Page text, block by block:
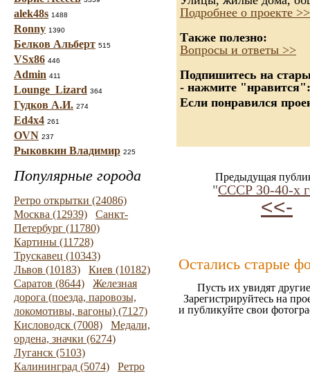
alek48s 1488
Ronny 1390
Белков Альберт 515
VSx86 446
Admin 411
Lounge_Lizard 364
Гудков А.И. 274
Ed4x4 261
OVN 237
Рыковкин Владимир 225
Популярные города
Ретро открытки (24086)
Москва (12939)
Санкт-
Петербург (11780)
Картины (11728)
Трускавец (10343)
Львов (10183)
Киев (10182)
Саратов (8644)
Железная
дорога (поезда, паровозы,
локомотивы, вагоны) (7127)
Кисловодск (7008)
Медали,
ордена, значки (6274)
Луганск (5103)
Калининград (5074)
Ретро
Подробнее о проекте >>
Также полезно:
Вопросы и ответы >>
Подпишитесь на
- нажмите "нравится":
Если понравился
Предыдущая
"СССР 30-40-х
<<-
Остались старые
Пусть их увидят
Зарегистрируйтесь на
и публикуйте свои